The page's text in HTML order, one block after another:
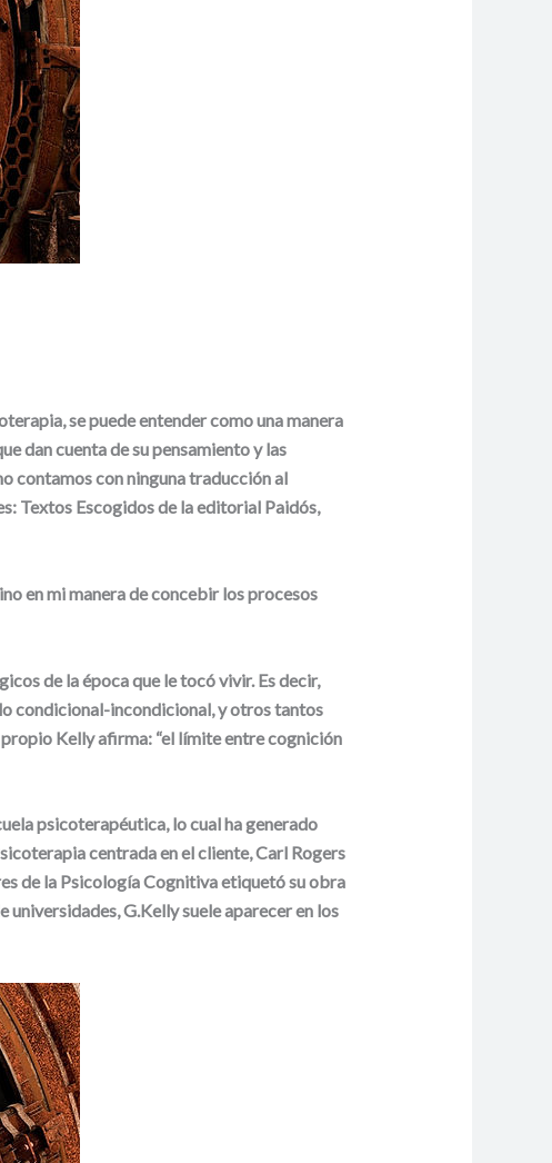
se puede entender como una manera
dan cuenta de su pensamiento y las
contamos con ninguna traducción al
Textos Escogidos de la editorial Paidós,
en mi manera de concebir los procesos
de la época que le tocó vivir. Es decir,
condicional-incondicional, y otros tantos
Kelly afirma: “el límite entre cognición
psicoterapéutica, lo cual ha generado
centrada en el cliente, Carl Rogers
de la Psicología Cognitiva etiquetó su obra
universidades, G.Kelly suele aparecer en los